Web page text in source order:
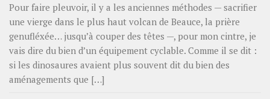
Pour faire pleuvoir, il y a les anciennes méthodes — sacrifier
une vierge dans le plus haut volcan de Beauce, la prière
genufléxée… jusqu’à couper des têtes —, pour mon cintre, je
vais dire du bien d’un équipement cyclable. Comme il se dit :
si les dinosaures avaient plus souvent dit du bien des
aménagements que […]